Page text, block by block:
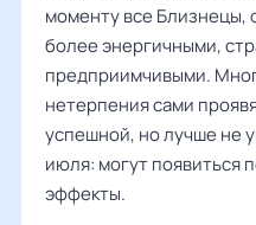
моменту все Близнецы,
более энергичными,
предприимчивыми.
нетерпения сами
успешной, но лучше не
июля: могут появиться
эффекты.